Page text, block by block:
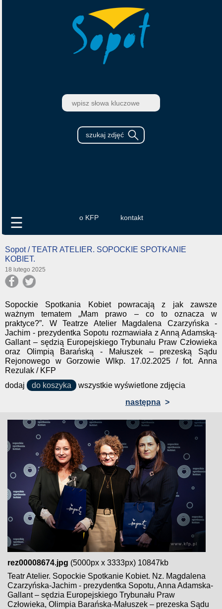
o KFP kontakt
☰
Sopot / TEATR ATELIER. SOPOCKIE SPOTKANIE
KOBIET.
18 lutego 2025
Sopockie Spotkania Kobiet powracają z jak zawsze
ważnym tematem „Mam prawo – co to oznacza w
praktyce?”. W Teatrze Atelier Magdalena Czarzyńska -
Jachim - prezydentka Sopotu rozmawiała z Anną Adamską-
Gallant – sędzią Europejskiego Trybunału Praw Człowieka
oraz Olimpią Barańską - Małuszek – prezeską Sądu
Rejonowego w Gorzowie Wlkp. 17.02.2025 / fot. Anna
Rezulak / KFP
dodaj
do koszyka
wszystkie wyświetlone zdjęcia
następna >
rez00008674.jpg (5000px x 3333px) 10847kb
Teatr Atelier. Sopockie Spotkanie Kobiet. Nz. Magdalena
Czarzyńska-Jachim - prezydentka Sopotu, Anna Adamska-
Gallant – sędzia Europejskiego Trybunału Praw
Człowieka, Olimpia Barańska-Małuszek – prezeska Sądu